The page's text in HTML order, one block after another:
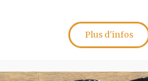
Plus d'infos